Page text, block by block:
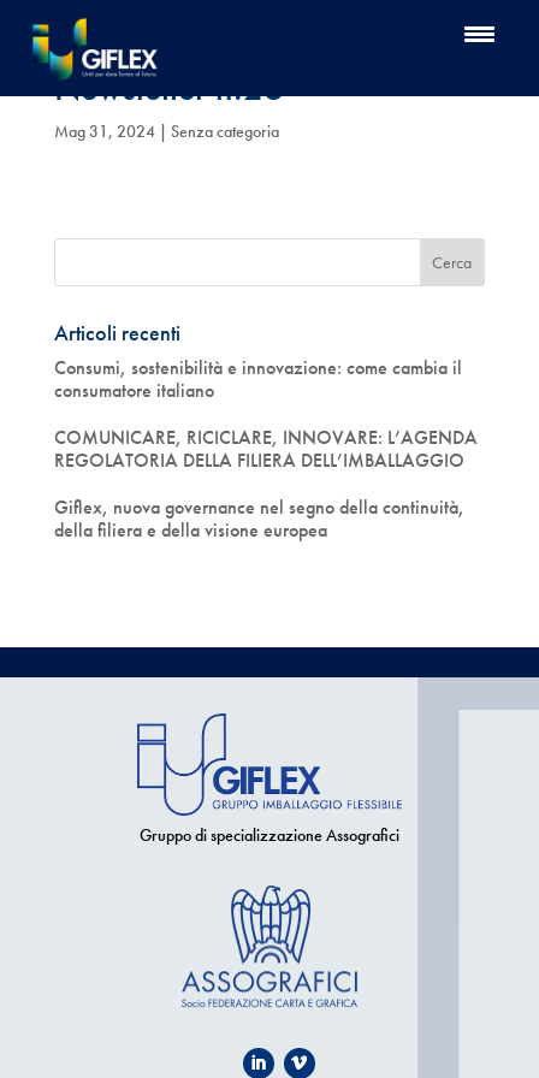
Newsletter n.26
Mag 31, 2024| Senza categoria
Articoli recenti
Consumi, sostenibilità e innovazione: come cambia il
consumatore italiano
COMUNICARE, RICICLARE, INNOVARE: L’AGENDA
REGOLATORIA DELLA FILIERA DELL’IMBALLAGGIO
Giflex, nuova governance nel segno della continuità,
della filiera e della visione europea
Gruppo di specializzazione Assografici